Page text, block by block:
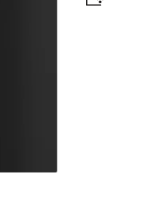
LED.